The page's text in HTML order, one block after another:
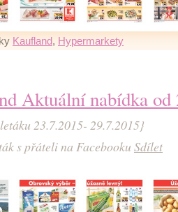
Kaufland, Hypermarkety
Aktuální nabídka od
23.7.2015- 29.7.2015}
s přáteli na Facebooku Sdílet